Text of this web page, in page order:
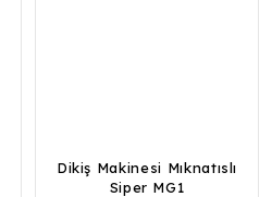
Dikiş Makinesi Mıknatıslı
Siper MG1